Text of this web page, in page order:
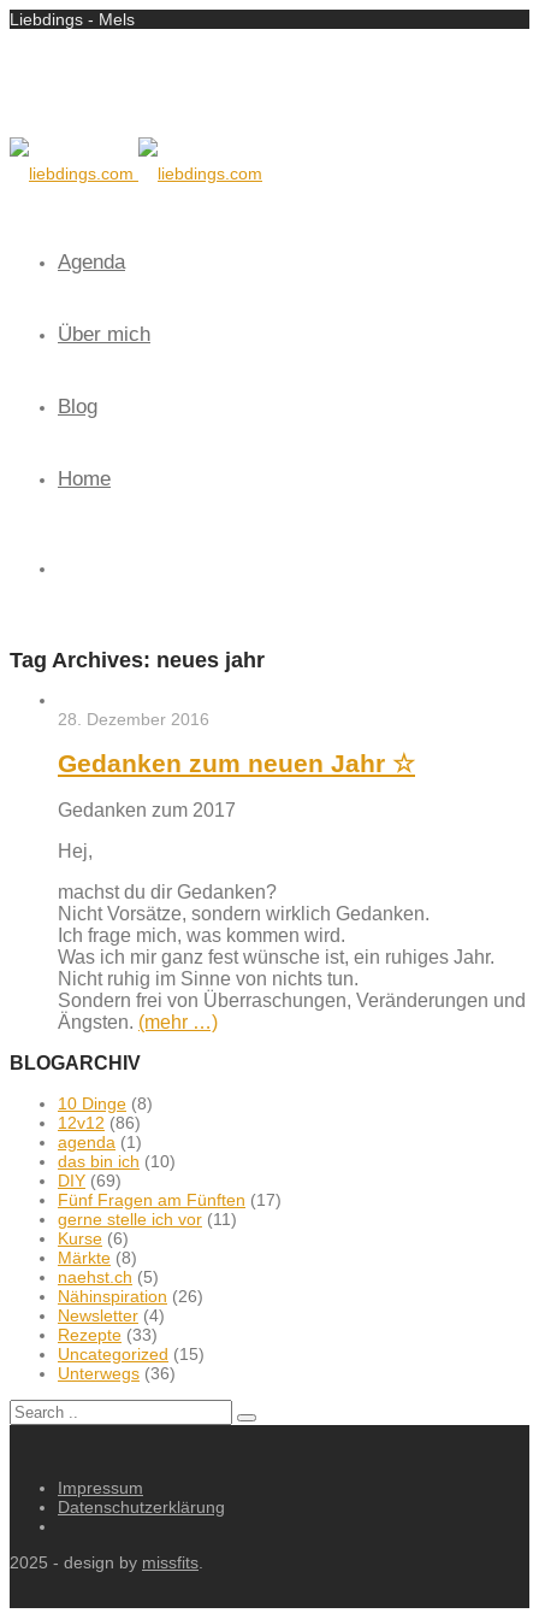
Liebdings - Mels
Agenda
Über mich
Blog
Home
Tag Archives: neues jahr
28. Dezember 2016
Gedanken zum neuen Jahr ☆
Gedanken zum 2017
Hej,
machst du dir Gedanken?
Nicht Vorsätze, sondern wirklich Gedanken.
Ich frage mich, was kommen wird.
Was ich mir ganz fest wünsche ist, ein ruhiges Jahr.
Nicht ruhig im Sinne von nichts tun.
Sondern frei von Überraschungen, Veränderungen und
Ängsten. (mehr …)
BLOGARCHIV
10 Dinge (8)
12v12 (86)
agenda (1)
das bin ich (10)
DIY (69)
Fünf Fragen am Fünften (17)
gerne stelle ich vor (11)
Kurse (6)
Märkte (8)
naehst.ch (5)
Nähinspiration (26)
Newsletter (4)
Rezepte (33)
Uncategorized (15)
Unterwegs (36)
Impressum
Datenschutzerklärung
2025 - design by missfits